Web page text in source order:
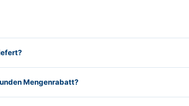
Mengenrabatt?